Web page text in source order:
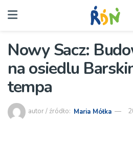
Nowy Sacz:
na osiedlu
tempa
autor / źródło: Maria Mółka